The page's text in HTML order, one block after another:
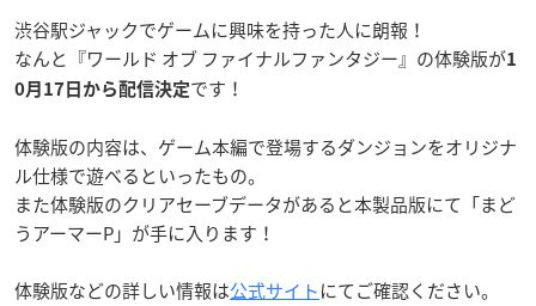
渋谷駅ジャックでゲームに興味を持った人に朗報！
なんと『ワールド オブ ファイナルファンタジー』の体験版が1
0月17日から配信決定です！
体験版の内容は、ゲーム本編で登場するダンジョンをオリジナ
ル仕様で遊べるといったもの。
また体験版のクリアセーブデータがあると本製品版にて「まど
うアーマーP」が手に入ります！
体験版などの詳しい情報は公式サイトにてご確認ください。